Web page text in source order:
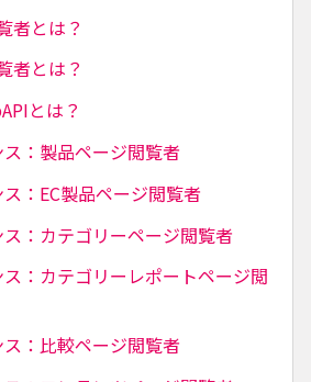
者とは？
者とは？
とは？
：製品ページ閲覧者
：EC製品ページ閲覧者
：カテゴリーページ閲覧者
：カテゴリーレポートページ閲
：比較ページ閲覧者